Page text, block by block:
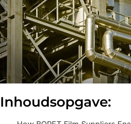
Inhoudsopgave: